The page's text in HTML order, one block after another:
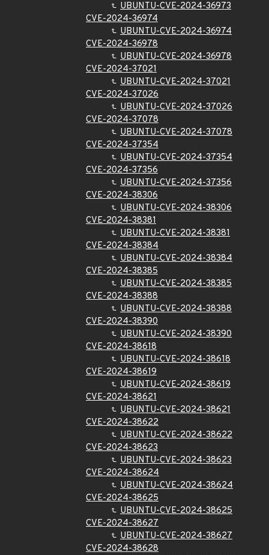
UBUNTU-CVE-2024-36973
CVE-2024-36974
UBUNTU-CVE-2024-36974
CVE-2024-36978
UBUNTU-CVE-2024-36978
CVE-2024-37021
UBUNTU-CVE-2024-37021
CVE-2024-37026
UBUNTU-CVE-2024-37026
CVE-2024-37078
UBUNTU-CVE-2024-37078
CVE-2024-37354
UBUNTU-CVE-2024-37354
CVE-2024-37356
UBUNTU-CVE-2024-37356
CVE-2024-38306
UBUNTU-CVE-2024-38306
CVE-2024-38381
UBUNTU-CVE-2024-38381
CVE-2024-38384
UBUNTU-CVE-2024-38384
CVE-2024-38385
UBUNTU-CVE-2024-38385
CVE-2024-38388
UBUNTU-CVE-2024-38388
CVE-2024-38390
UBUNTU-CVE-2024-38390
CVE-2024-38618
UBUNTU-CVE-2024-38618
CVE-2024-38619
UBUNTU-CVE-2024-38619
CVE-2024-38621
UBUNTU-CVE-2024-38621
CVE-2024-38622
UBUNTU-CVE-2024-38622
CVE-2024-38623
UBUNTU-CVE-2024-38623
CVE-2024-38624
UBUNTU-CVE-2024-38624
CVE-2024-38625
UBUNTU-CVE-2024-38625
CVE-2024-38627
UBUNTU-CVE-2024-38627
CVE-2024-38628